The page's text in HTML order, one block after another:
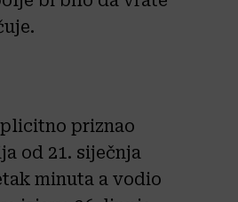
priznao
od 21. siječnja
minuta a vodio